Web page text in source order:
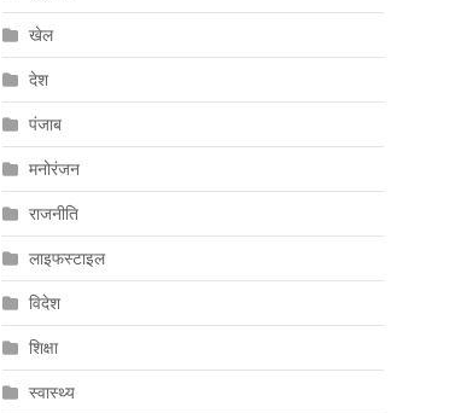
खेल
देश
पंजाब
मनोरंजन
राजनीति
लाइफस्टाइल
विदेश
शिक्षा
स्वास्थ्य